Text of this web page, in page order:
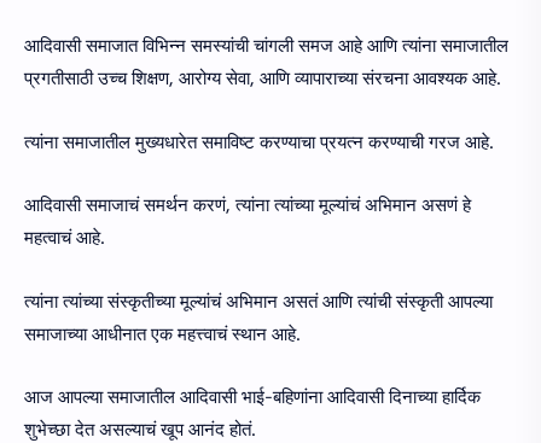
आदिवासी समाजात विभिन्न समस्यांची चांगली समज आहे आणि त्यांना समाजातील
प्रगतीसाठी उच्च शिक्षण, आरोग्य सेवा, आणि व्यापाराच्या संरचना आवश्यक आहे.
त्यांना समाजातील मुख्यधारेत समाविष्ट करण्याचा प्रयत्न करण्याची गरज आहे.
आदिवासी समाजाचं समर्थन करणं, त्यांना त्यांच्या मूल्यांचं अभिमान असणं हे
महत्वाचं आहे.
त्यांना त्यांच्या संस्कृतीच्या मूल्यांचं अभिमान असतं आणि त्यांची संस्कृती आपल्या
समाजाच्या आधीनात एक महत्त्वाचं स्थान आहे.
आज आपल्या समाजातील आदिवासी भाई-बहिणांना आदिवासी दिनाच्या हार्दिक
शुभेच्छा देत असल्याचं खूप आनंद होतं.